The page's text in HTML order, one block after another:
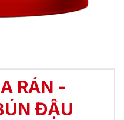
RÁN -
ĐẬU